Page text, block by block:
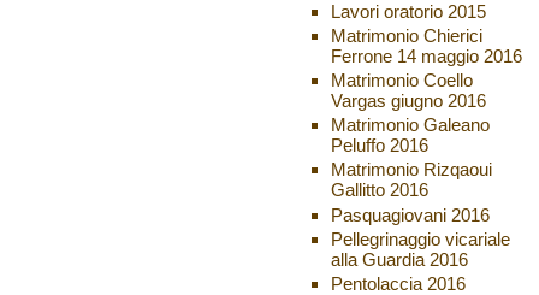
Lavori oratorio 2015
Matrimonio Chierici
Ferrone 14 maggio 2016
Matrimonio Coello
Vargas giugno 2016
Matrimonio Galeano
Peluffo 2016
Matrimonio Rizqaoui
Gallitto 2016
Pasquagiovani 2016
Pellegrinaggio vicariale
alla Guardia 2016
Pentolaccia 2016